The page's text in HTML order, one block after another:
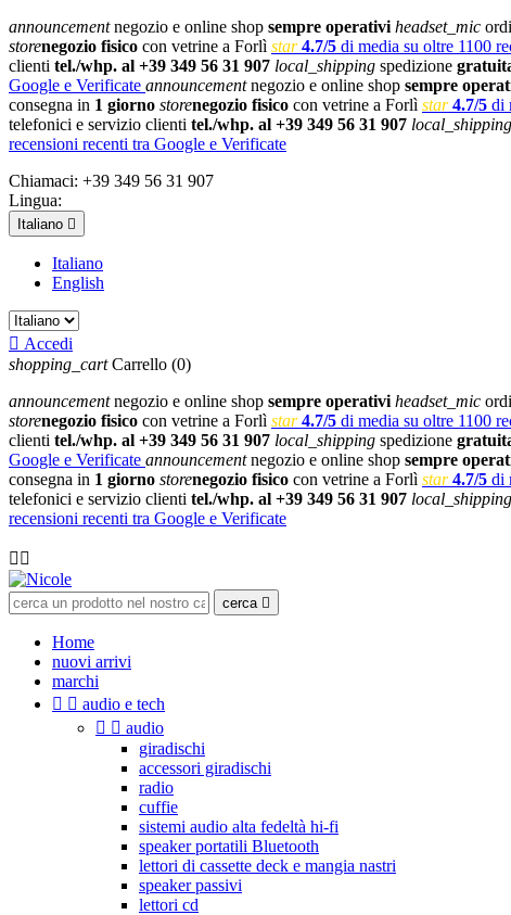
announcementnegozio e online shop sempre operativi headset_mic
storenegozio fisico con vetrine a Forlì star 4.7/5 di media su oltre 1100
clienti tel./whp. al +39 349 56 31 907 local_shipping spedizione
Google e Verificate announcementnegozio e online shop sempre
consegna in 1 giorno storenegozio fisico con vetrine a Forlì star 4.7/5 di
telefonici e servizio clienti tel./whp. al +39 349 56 31 907 local_shipping
recensioni recenti tra Google e Verificate
Chiamaci: +39 349 56 31 907
Lingua:
Italiano 
Italiano
English
 Accedi
shopping_cart Carrello (0)
announcementnegozio e online shop sempre operativi headset_mic
storenegozio fisico con vetrine a Forlì star 4.7/5 di media su oltre 1100
clienti tel./whp. al +39 349 56 31 907 local_shipping spedizione
Google e Verificate announcementnegozio e online shop sempre
consegna in 1 giorno storenegozio fisico con vetrine a Forlì star 4.7/5 di
telefonici e servizio clienti tel./whp. al +39 349 56 31 907 local_shipping
recensioni recenti tra Google e Verificate

cerca 
Home
nuovi arrivi
marchi
  audio e tech
  audio
giradischi
accessori giradischi
radio
cuffie
sistemi audio alta fedeltà hi-fi
speaker portatili Bluetooth
lettori di cassette deck e mangia nastri
speaker passivi
lettori cd